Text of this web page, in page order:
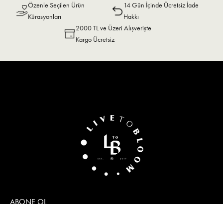
Özenle Seçilen Ürün
Kürasyonları
14 Gün İçinde Ücretsiz İade
Hakkı
2000 TL ve Üzeri Alışverişte
Kargo Ücretsiz
ABONE OL